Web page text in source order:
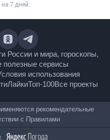
7 дней.
России и мира,
полезные сервисы
использования
ЛайкиТоп-100
применяются
в соответствии сПравилами